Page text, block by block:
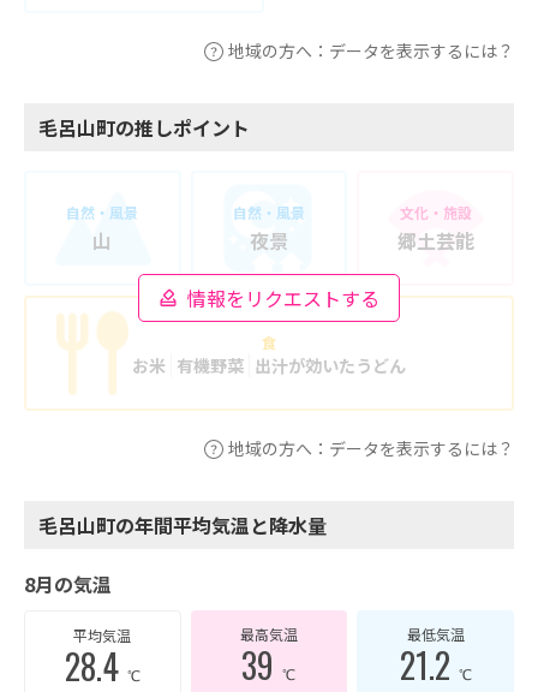
地域の方へ：データを表示するには？
毛呂山町の推しポイント
情報をリクエストする
自然・風景
山
自然・風景
夜景
文化・施設
郷土芸能
食
お米 有機野菜 出汁が効いたうどん
地域の方へ：データを表示するには？
毛呂山町の年間平均気温と降水量
8月の気温
平均気温
28.4 ℃
最高気温
39℃
最低気温
21.2 ℃